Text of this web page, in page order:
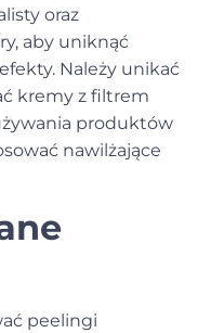
oraz
aby uniknąć
Należy unikać
kremy z filtrem
produktów
nawilżające
peelingi